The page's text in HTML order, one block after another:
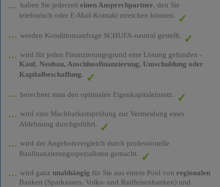
haben Sie jederzeit einen Ansprechpartner, den Sie
telefonisch oder E-Mail-Kontakt erreichen können.
werden Konditionsanfrage SCHUFA-neutral gestellt.
wird für jeden Finanzierungsgrund eine Lösung gefunden -
Kauf, Neubau, Anschlussfinanzierung, Umschuldung oder
Kapitalbeschaffung.
berechnet man den optimalen Eigenkapitaleinsatz.
wird eine Machbarkeitsprüfung zur Vermeidung einer
Ablehnung durchgeführt.
wird der Angebotsvergleich durch professionelle
Baufinanzierungsspezialisten gemacht.
wird ganz unabhängig für Sie aus einem Pool von regionalen
Banken (Sparkassen, Volks- und Raiffeisenbanken) und